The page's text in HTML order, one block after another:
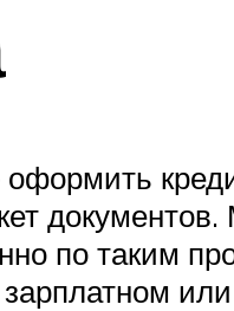
документов.
по таким